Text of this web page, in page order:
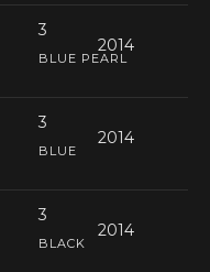
3
2014
BLUE PEARL
3
2014
BLUE
3
2014
BLACK